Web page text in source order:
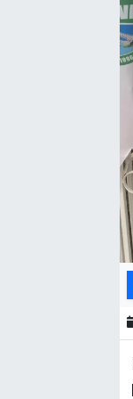
RESMİ İLAN